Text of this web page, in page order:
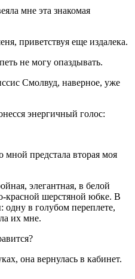
мне эта знакомая
приветствуя еще издалека.
не могу опаздывать.
Смолвуд, наверное, уже
энергичный голос:
мной предстала вторая моя
элегантная, в белой
красной шерстяной юбке. В
одну в голубом переплете,
их мне.
она вернулась в кабинет.